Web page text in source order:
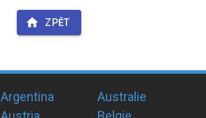
ZPĚT
Argentina
Australie